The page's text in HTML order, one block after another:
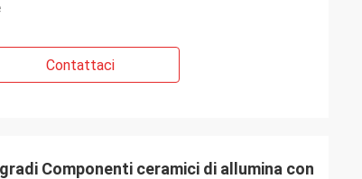
Contattaci
Componenti ceramici di allumina con